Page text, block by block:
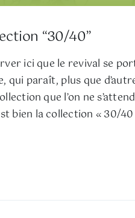
“30/40”
ici que le revival se
qui paraît, plus que
que l’on ne
bien la collection « 30/